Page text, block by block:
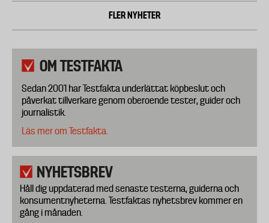
FLER NYHETER
OM TESTFAKTA
Sedan 2001 har Testfakta underlättat köpbeslut och
påverkat tillverkare genom oberoende tester, guider och
journalistik.
Läs mer om Testfakta.
NYHETSBREV
Håll dig uppdaterad med senaste testerna, guiderna och
konsumentnyheterna. Testfaktas nyhetsbrev kommer en
gång i månaden.